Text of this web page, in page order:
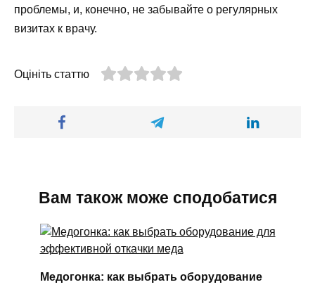
проблемы, и, конечно, не забывайте о регулярных
визитах к врачу.
Оцініть статтю
Вам також може сподобатися
Медогонка: как выбрать оборудование